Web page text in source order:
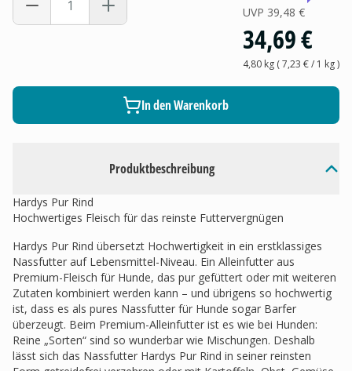
Produktbeschreibung
Hardys Pur Rind
Hochwertiges Fleisch für das reinste Futtervergnügen
Hardys Pur Rind übersetzt Hochwertigkeit in ein erstklassiges
Nassfutter auf Lebensmittel-Niveau. Ein Alleinfutter aus
Premium-Fleisch für Hunde, das pur gefüttert oder mit weiteren
Zutaten kombiniert werden kann – und übrigens so hochwertig
ist, dass es als pures Nassfutter für Hunde sogar Barfer
überzeugt. Beim Premium-Alleinfutter ist es wie bei Hunden:
Reine „Sorten“ sind so wunderbar wie Mischungen. Deshalb
lässt sich das Nassfutter Hardys Pur Rind in seiner reinsten
UVP 39,48 €
34,69 €
4,80 kg(7,23 €/ 1 kg)
In den Warenkorb